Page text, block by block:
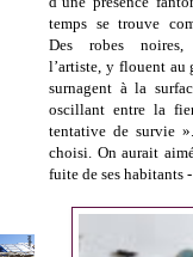
temps se trouve
Des robes noires,
l’artiste, y flouent au
surnagent à la
oscillant entre la
tentative de survie
choisi. On aurait
fuite de ses habitants